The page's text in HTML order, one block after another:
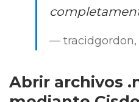
— tracidgordon,
Abrir archivos